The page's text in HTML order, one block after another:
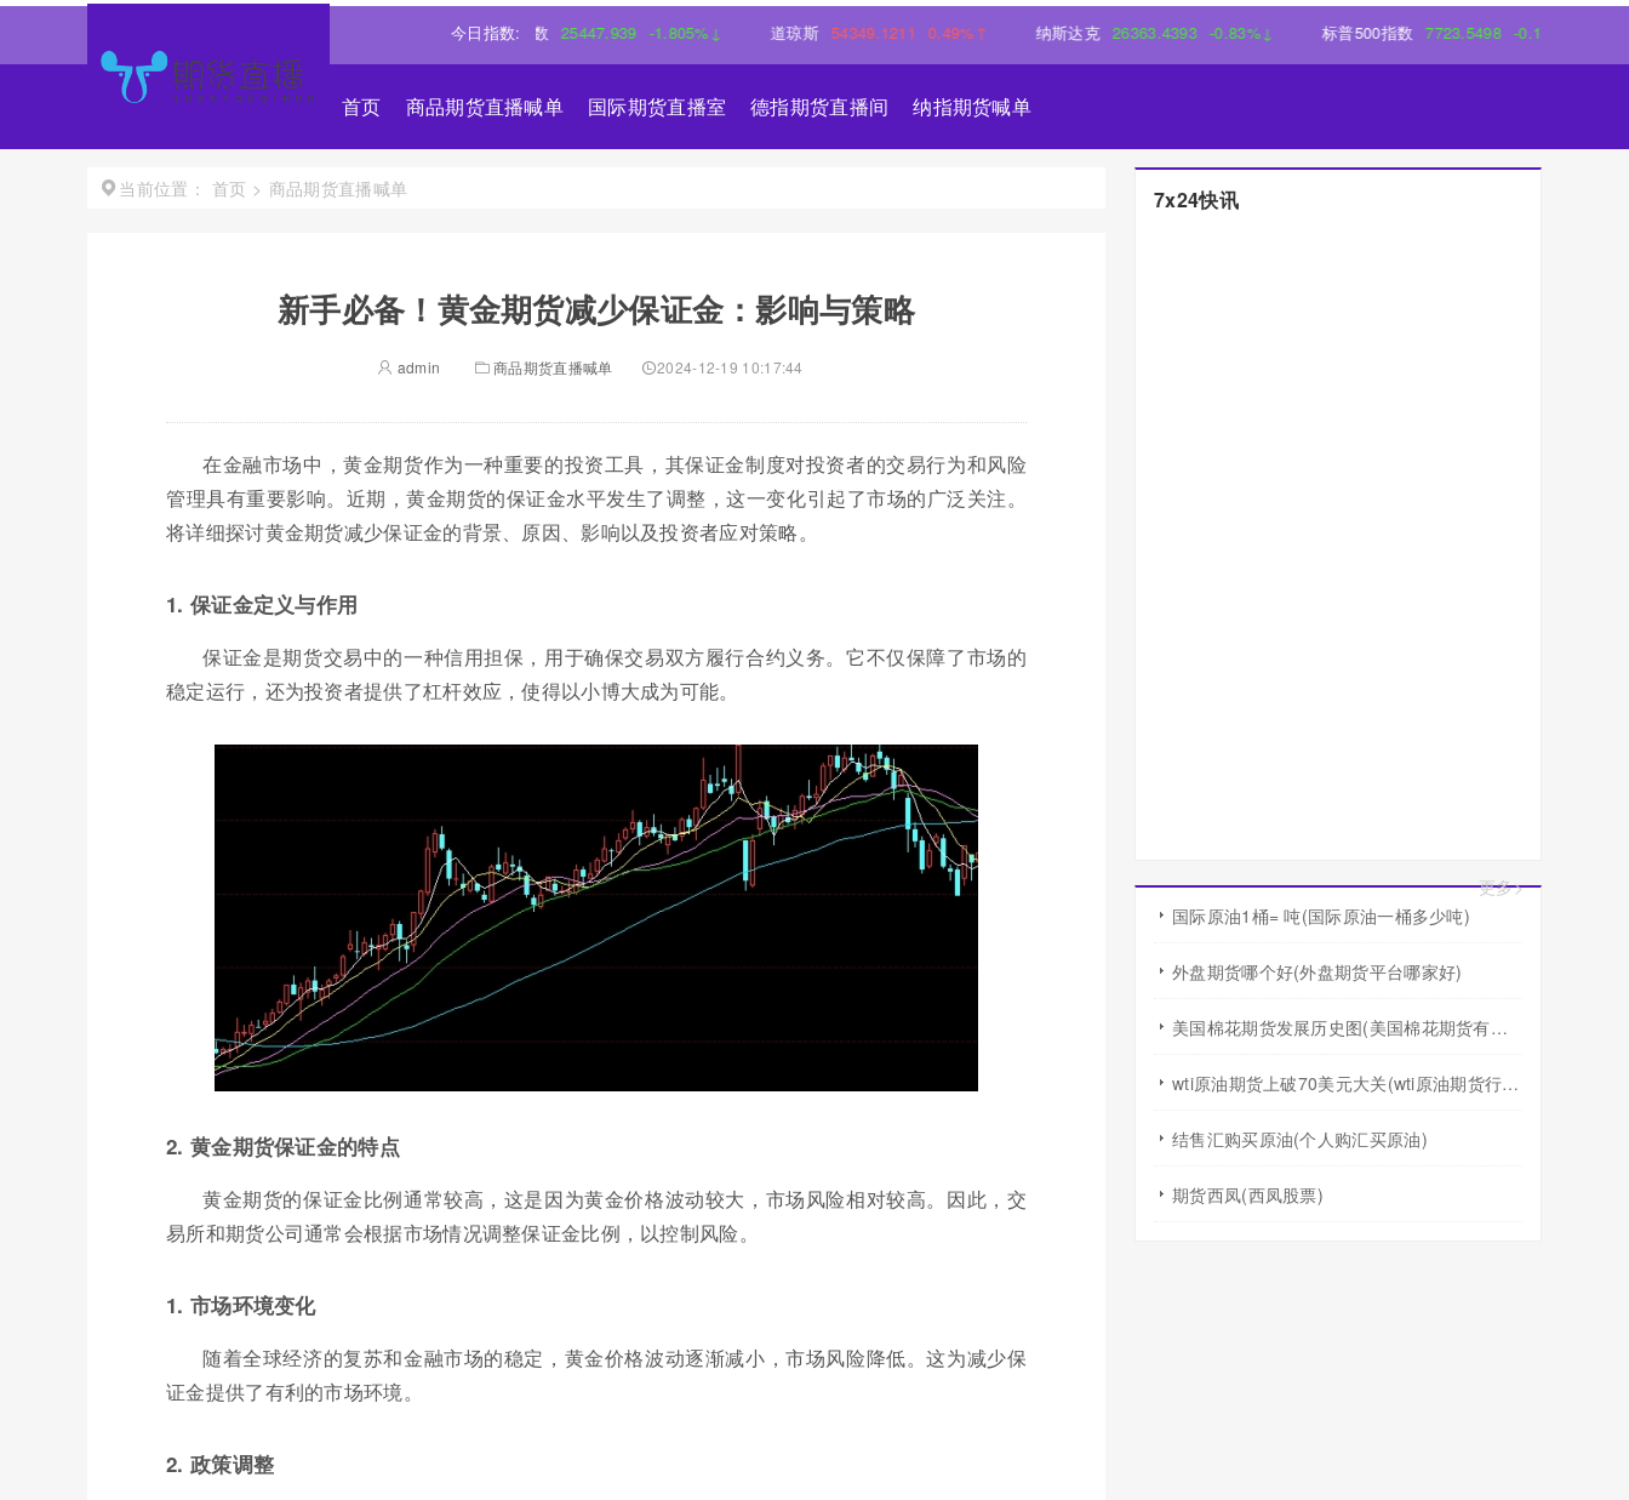
今日指数:
恒生指数 25447.939 -1.805%↓ 道琼斯 54349.1211 0.49%↑ 纳斯达克 26363.4393 -0.83%↓ 标普500指数 7723.5498 -0.17%↓
首页 商品期货直播喊单 国际期货直播室 德指期货直播间 纳指期货喊单
当前位置： 首页 > 商品期货直播喊单
新手必备！黄金期货减少保证金：影响与策略
admin 商品期货直播喊单 2024-12-19 10:17:44
在金融市场中，黄金期货作为一种重要的投资工具，其保证金制度对投资者的交易行为和风险
管理具有重要影响。近期，黄金期货的保证金水平发生了调整，这一变化引起了市场的广泛关注。
将详细探讨黄金期货减少保证金的背景、原因、影响以及投资者应对策略。
1. 保证金定义与作用
保证金是期货交易中的一种信用担保，用于确保交易双方履行合约义务。它不仅保障了市场的
稳定运行，还为投资者提供了杠杆效应，使得以小博大成为可能。
2. 黄金期货保证金的特点
黄金期货的保证金比例通常较高，这是因为黄金价格波动较大，市场风险相对较高。因此，交
易所和期货公司通常会根据市场情况调整保证金比例，以控制风险。
1. 市场环境变化
随着全球经济的复苏和金融市场的稳定，黄金价格波动逐渐减小，市场风险降低。这为减少保
证金提供了有利的市场环境。
2. 政策调整
7x24快讯
更多>
国际原油1桶= 吨(国际原油一桶多少吨)
外盘期货哪个好(外盘期货平台哪家好)
美国棉花期货发展历史图(美国棉花期货有涨跌幅度限制吗)
wti原油期货上破70美元大关(wti原油期货行情)
结售汇购买原油(个人购汇买原油)
期货西凤(西凤股票)